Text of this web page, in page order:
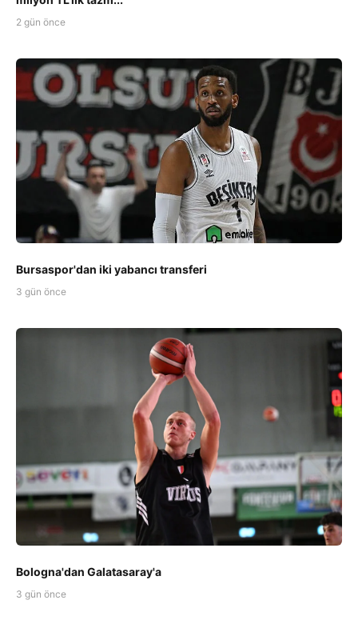
2 gün önce
Bursaspor'dan iki yabancı transferi
3 gün önce
Bologna'dan Galatasaray'a
3 gün önce